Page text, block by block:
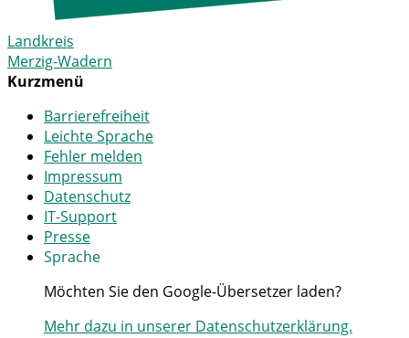
Landkreis
Merzig-Wadern
Kurzmenü
Barrierefreiheit
Leichte Sprache
Fehler melden
Impressum
Datenschutz
IT-Support
Presse
Sprache
Möchten Sie den Google-Übersetzer laden?
Mehr dazu in unserer Datenschutzerklärung.